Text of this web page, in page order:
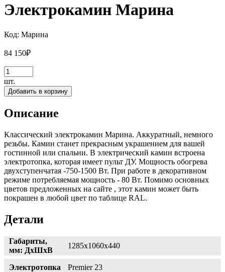
Электрокамин Марина
Код: Марина
84 150₽
шт.
Добавить в корзину
Описание
Классический электрокамин Марина. Аккуратный, немного
резьбы. Камин станет прекрасным украшением для вашей
гостинной или спальни. В электрический камин встроена
электротопка, которая имеет пульт ДУ. Мощность обогрева
двухступенчатая -750-1500 Вт. При работе в декоративном
режиме потребляемая мощность - 80 Вт. Помимо основных
цветов предложенных на сайте , этот камин может быть
покрашен в любой цвет по таблице RAL.
Детали
Габариты,
мм: ДхШхВ
1285х1060х440
Электротопка
Premier 23